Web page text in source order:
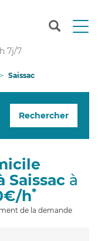
T
n
g
7j/7
Saissac
Rechercher
Saissac à
h*
de la demande